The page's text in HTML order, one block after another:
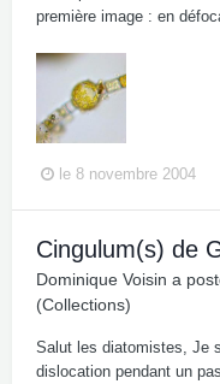
première image : en
le 8 novembre 2004
Cingulum(s) de
Dominique Voisin a
(Collections)
Salut les diatomistes, Je
dislocation pendant un